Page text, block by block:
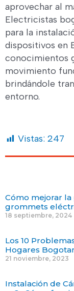
aprovechar al
Electricistas
para la
dispositivos en
conocimientos
movimiento
brindándole
entorno.
Vistas: 247
Cómo mejorar
grommets
18 septiembre, 2024
Los 10
Hogares
21 noviembre, 2023
Instalación de